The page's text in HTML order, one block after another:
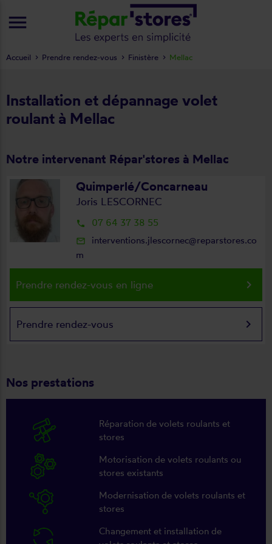
Installation et dépannage volet
roulant à Mellac
Notre intervenant Répar'stores à Mellac
Quimperlé/Concarneau
Joris LESCORNEC
local_phone 07 64 37 38 55
mail_outline
interventions.jlescornec@reparstores.co
m
Prendre rendez-vous en ligne keyboard_arrow_right
Prendre rendez-vous keyboard_arrow_right
Nos prestations
Réparation de volets roulants et
stores
Motorisation de volets roulants ou
stores existants
Modernisation de volets roulants et
stores
Changement et installation de
Accueil Prendre rendez-vous Finistère Mellac
menu